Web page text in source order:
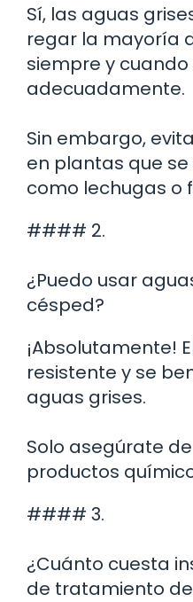
Sí, las aguas
regar la mayoría
siempre y
adecuadamente.
Sin embargo,
en plantas que
como lechugas o
#### 2.
¿Puedo usar
césped?
¡Absolutamente!
resistente y se
aguas grises.
Solo asegúrate
productos
#### 3.
¿Cuánto cuesta
de tratamiento